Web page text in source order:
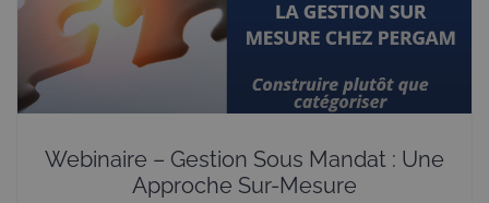
Webinaire – Gestion Sous Mandat : Une
Approche Sur-Mesure